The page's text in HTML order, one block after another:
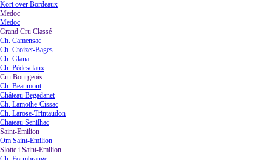
Kort over Bordeaux
Medoc
Medoc
Grand Cru Classé
Ch. Camensac
Ch. Croizet-Bages
Ch. Glana
Ch. Pédesclaux
Cru Bourgeois
Ch. Beaumont
Château Begadanet
Ch. Lamothe-Cissac
Ch. Larose-Trintaudon
Chateau Senilhac
Saint-Emilion
Om Saint-Emilion
Slotte i Saint-Emilion